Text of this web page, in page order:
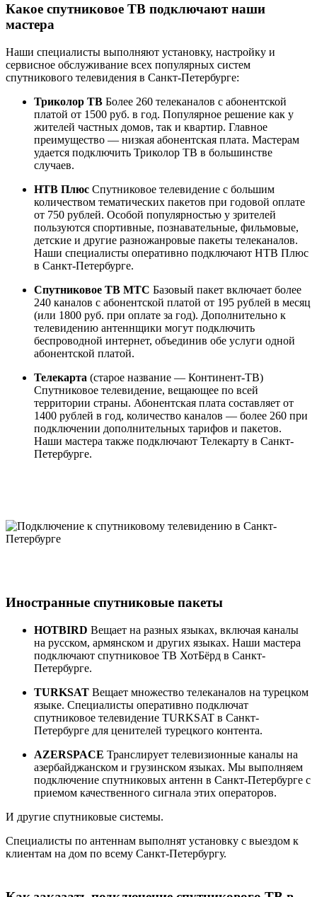
Какое спутниковое ТВ подключают наши
мастера
Наши специалисты выполняют установку, настройку и
сервисное обслуживание всех популярных систем
спутникового телевидения в Санкт-Петербурге:
Триколор ТВ Более 260 телеканалов с абонентской
платой от 1500 руб. в год. Популярное решение как у
жителей частных домов, так и квартир. Главное
преимущество — низкая абонентская плата. Мастерам
удается подключить Триколор ТВ в большинстве
случаев.
НТВ Плюс Спутниковое телевидение с большим
количеством тематических пакетов при годовой оплате
от 750 рублей. Особой популярностью у зрителей
пользуются спортивные, познавательные, фильмовые,
детские и другие разножанровые пакеты телеканалов.
Наши специалисты оперативно подключают НТВ Плюс
в Санкт-Петербурге.
Спутниковое ТВ МТС Базовый пакет включает более
240 каналов с абонентской платой от 195 рублей в месяц
(или 1800 руб. при оплате за год). Дополнительно к
телевидению антеннщики могут подключить
беспроводной интернет, объединив обе услуги одной
абонентской платой.
Телекарта (старое название — Континент-ТВ)
Спутниковое телевидение, вещающее по всей
территории страны. Абонентская плата составляет от
1400 рублей в год, количество каналов — более 260 при
подключении дополнительных тарифов и пакетов.
Наши мастера также подключают Телекарту в Санкт-
Петербурге.
Иностранные спутниковые пакеты
HOTBIRD Вещает на разных языках, включая каналы
на русском, армянском и других языках. Наши мастера
подключают спутниковое ТВ ХотБёрд в Санкт-
Петербурге.
TURKSAT Вещает множество телеканалов на турецком
языке. Специалисты оперативно подключат
спутниковое телевидение TURKSAT в Санкт-
Петербурге для ценителей турецкого контента.
AZERSPACE Транслирует телевизионные каналы на
азербайджанском и грузинском языках. Мы выполняем
подключение спутниковых антенн в Санкт-Петербурге с
приемом качественного сигнала этих операторов.
И другие спутниковые системы.
Специалисты по антеннам выполнят установку с выездом к
клиентам на дом по всему Санкт-Петербургу.